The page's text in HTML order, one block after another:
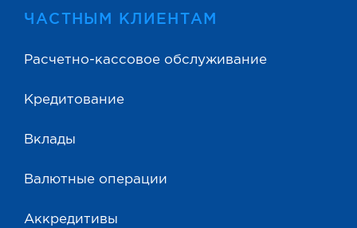
ЧАСТНЫМ КЛИЕНТАМ
Расчетно-кассовое обслуживание
Кредитование
Вклады
Валютные операции
Аккредитивы